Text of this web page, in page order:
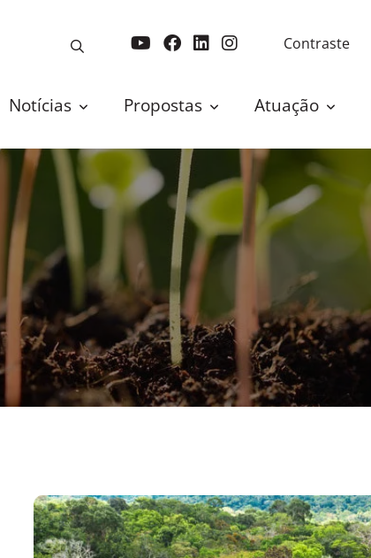
Contraste
Notícias Propostas Atuação